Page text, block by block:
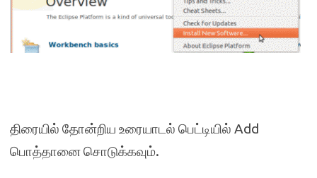
திரையில் தோன்றிய உரையாடல் பெட்டியில் Add
பொத்தானை சொடுக்கவும்.